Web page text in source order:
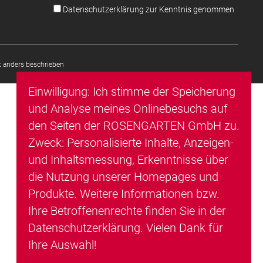
Datenschutzerklärung zur Kenntnis genommen
beschrieben
Einwilligung: Ich stimme der Speicherung
und Analyse meines Onlinebesuchs auf
den Seiten der ROSENGARTEN GmbH zu.
Zweck: Personalisierte Inhalte, Anzeigen-
und Inhaltsmessung, Erkenntnisse über
die Nutzung unserer Homepages und
Produkte. Weitere Informationen bzw.
Ihre Betroffenenrechte finden Sie in der
Datenschutzerklärung. Vielen Dank für
Ihre Auswahl!